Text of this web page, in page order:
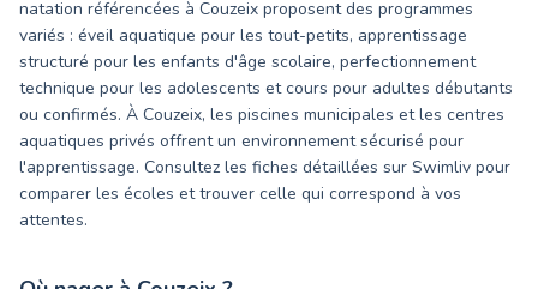
natation référencées à Couzeix proposent des programmes
variés : éveil aquatique pour les tout-petits, apprentissage
structuré pour les enfants d'âge scolaire, perfectionnement
technique pour les adolescents et cours pour adultes débutants
ou confirmés. À Couzeix, les piscines municipales et les centres
aquatiques privés offrent un environnement sécurisé pour
l'apprentissage. Consultez les fiches détaillées sur Swimliv pour
comparer les écoles et trouver celle qui correspond à vos
attentes.